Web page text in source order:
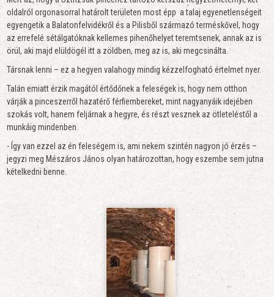
oldalról orgonasorral határolt területen most épp a talaj egyenetlenségeit
egyengetik a Balatonfelvidékről és a Pilisből származó terméskővel, hogy
az errefelé sétálgatóknak kellemes pihenőhelyet teremtsenek, annak az is
örül, aki majd elüldögél itt a zöldben, meg az is, aki megcsinálta.
Társnak lenni – ez a hegyen valahogy mindig kézzelfogható értelmet nyer.
Talán emiatt érzik magától értődőnek a feleségek is, hogy nem otthon
várják a pinceszerről hazatérő férfiembereket, mint nagyanyáik idejében
szokás volt, hanem feljárnak a hegyre, és részt vesznek az ötleteléstől a
munkáig mindenben.
- Így van ezzel az én feleségem is, ami nekem szintén nagyon jó érzés –
jegyzi meg Mészáros János olyan határozottan, hogy eszembe sem jutna
kételkedni benne.